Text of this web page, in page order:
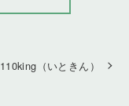
110king（いときん）